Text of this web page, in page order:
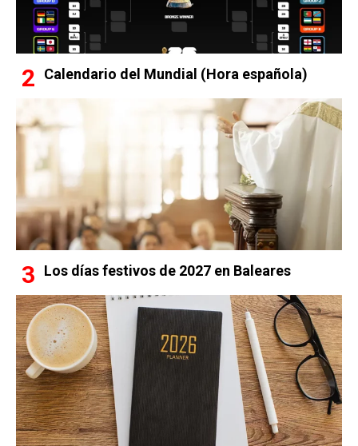
Calendario del Mundial (Hora española)
Los días festivos de 2027 en Baleares